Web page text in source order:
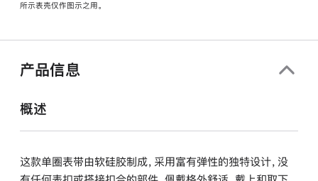
中
所示表壳仅作图示之用。
产品信息
概述
这款单圈表带由软硅胶制成，采用富有弹性的独特设计，没